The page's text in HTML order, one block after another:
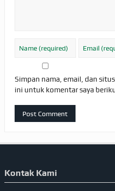
Simpan nama, email, dan
ini untuk komentar saya
Kontak Kami